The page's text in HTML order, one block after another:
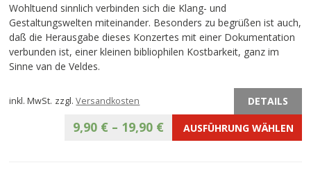
Wohltuend sinnlich verbinden sich die Klang- und
Gestaltungswelten miteinander. Besonders zu begrüßen ist auch,
daß die Herausgabe dieses Konzertes mit einer Dokumentation
verbunden ist, einer kleinen bibliophilen Kostbarkeit, ganz im
Sinne van de Veldes.
inkl. MwSt. zzgl.Versandkosten DETAILS
9,90 €– 19,90 € AUSFÜHRUNG WÄHLEN